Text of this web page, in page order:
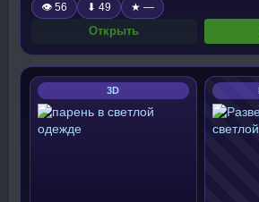
👁 56 ⬇ 49 ★ —
Открыть
3D